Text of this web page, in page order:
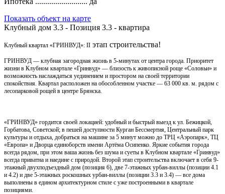
Показать объект на карте
Клубный дом 3.3 - Позиция 3.3 - квартира
Клубный квартал «ГРИНВУД»: II этап строительства!
ГРИНВУД — клубная загородная жизнь в 5-минутах от центра города. Приоритет
жизни в Клубном квартале «Гринвуд» — близость к живописной роще «Соловьи» и
возможность наслаждаться уединением и простором на своей территории
спокойствия. Квартал расположен на обособленном участке — 63 000 кв. м. рядом с
лесопарковой рощей в центре Брянска.
«ГРИНВУД» гордится своей локацией: удобный и быстрый выезд к ул. Бежицкой,
Горбатова, Советской; в пешей доступности Курган Бессмертия, Центральный парк
культуры и отдыха, добраться на машине за 5 минут можно до ТРЦ «Аэропарк», ТЦ
«Европа» и Дворца единоборств имени Артёма Осипенко. Яркие события города
всегда рядом, при этом ваша жизнь без шума и суеты в Клубном квартале «Гринвуд»
всегда приватна и наедине с природой. Второй этап строительства включает в себя 9-
этажный двухподъездный дом (позиция 6), две 7-этажных урбан-виллы (позиции 4.1
и 4.2) и две 5-этажных роскошных урбан-виллы (позиции 3.3 и 3.4) — все дома
выполнены в едином архитектурном стиле с уже построенными в квартале
позициями.